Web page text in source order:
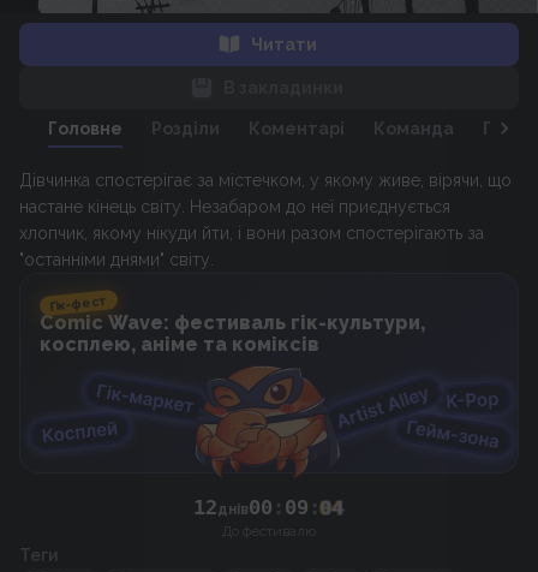
Читати
Головне Розділи Коментарі Команда
Дівчинка спостерігає за містечком, у якому живе, вірячи, що
настане кінець світу. Незабаром до неї приєднується
хлопчик, якому нікуди йти, і вони разом спостерігають за
"останніми днями" світу.
Гік-фест
Comic Wave: фестиваль гік-культури,
косплею, аніме та коміксів
12днів00 : 09 :04
До фестивалю
Теги